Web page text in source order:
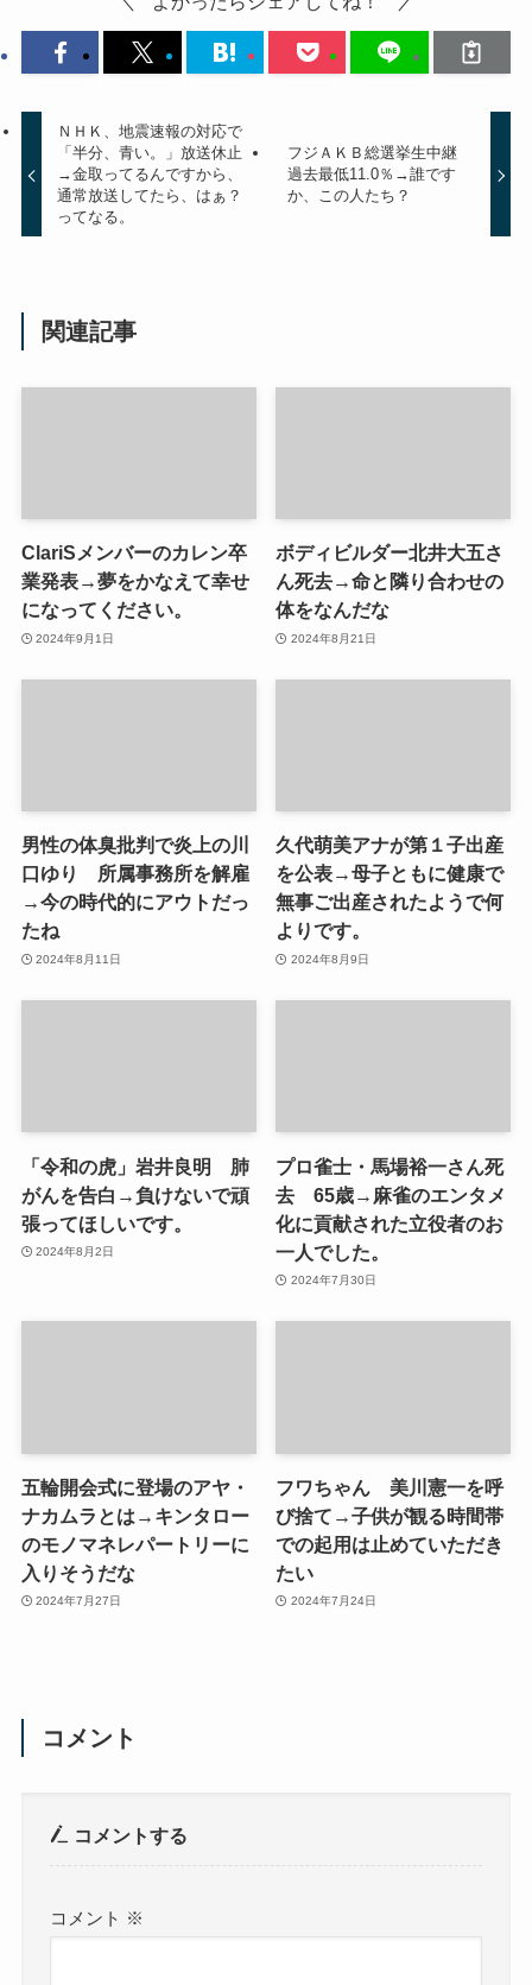
ＮＨＫ、地震速報の対応で
「半分、青い。」放送休止
→金取ってるんですから、
通常放送してたら、はぁ？
ってなる。
フジＡＫＢ総選挙生中継
過去最低11.0％→誰です
か、この人たち？
関連記事
ClariSメンバーのカレン卒
業発表→夢をかなえて幸せ
になってください。
2024年9月1日
ボディビルダー北井大五さ
ん死去→命と隣り合わせの
体をなんだな
2024年8月21日
男性の体臭批判で炎上の川
口ゆり 所属事務所を解雇
→今の時代的にアウトだっ
たね
2024年8月11日
久代萌美アナが第１子出産
を公表→母子ともに健康で
無事ご出産されたようで何
よりです。
2024年8月9日
「令和の虎」岩井良明 肺
がんを告白→負けないで頑
張ってほしいです。
2024年8月2日
プロ雀士・馬場裕一さん死
去 65歳→麻雀のエンタメ
化に貢献された立役者のお
一人でした。
2024年7月30日
五輪開会式に登場のアヤ・
ナカムラとは→キンタロー
のモノマネレパートリーに
入りそうだな
2024年7月27日
フワちゃん 美川憲一を呼
び捨て→子供が観る時間帯
での起用は止めていただき
たい
2024年7月24日
コメント
コメントする
コメント ※